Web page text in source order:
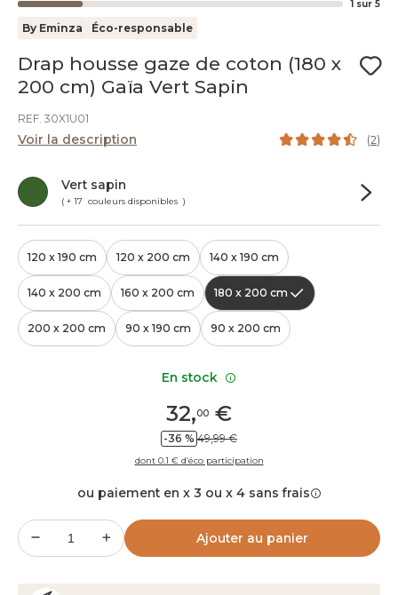
1 sur 5
By Eminza Éco-responsable
Drap housse gaze de coton (180 x
200 cm) Gaïa Vert Sapin
REF. 30X1U01
Voir la description (2)
Vert sapin
( + 17 couleurs disponibles )
120 x 190 cm 120 x 200 cm 140 x 190 cm
140 x 200 cm 160 x 200 cm 180 x 200 cm
200 x 200 cm 90 x 190 cm 90 x 200 cm
32,00 €
-36 % 49,99 €
dont 0.1 € d’éco participation
ou paiement en x 3 ou x 4 sans frais
Ajouter au panier